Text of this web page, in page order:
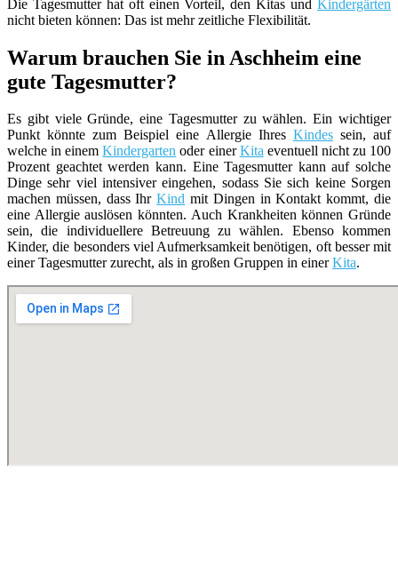
Die Tagesmutter hat oft einen Vorteil, den Kitas und
Kindergärten
nicht bieten können: Das ist mehr zeitliche Flexibilität.
Warum brauchen Sie in Aschheim eine
gute Tagesmutter?
Es gibt viele Gründe, eine Tagesmutter zu wählen. Ein wichtiger
Punkt könnte zum Beispiel eine Allergie Ihres Kindessein, auf
welche in einemKindergarten oder einerKitaeventuell nicht zu 100
Prozent geachtet werden kann. Eine Tagesmutter kann auf solche
Dinge sehr viel intensiver eingehen, sodass Sie sich keine Sorgen
machen müssen, dass IhrKind mit Dingen in Kontakt kommt, die
eine Allergie auslösen könnten. Auch Krankheiten können Gründe
sein, die individuellere Betreuung zu wählen. Ebenso kommen
Kinder, die besonders viel Aufmerksamkeit benötigen, oft besser mit
einer Tagesmutter zurecht, als in großen Gruppen in einerKita.